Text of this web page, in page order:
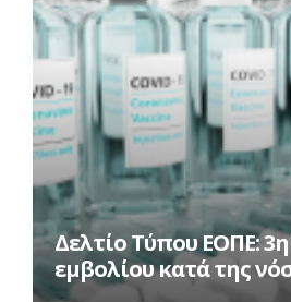
Δελτίο Τύπου ΕΟΠΕ:
εμβολίου κατά της